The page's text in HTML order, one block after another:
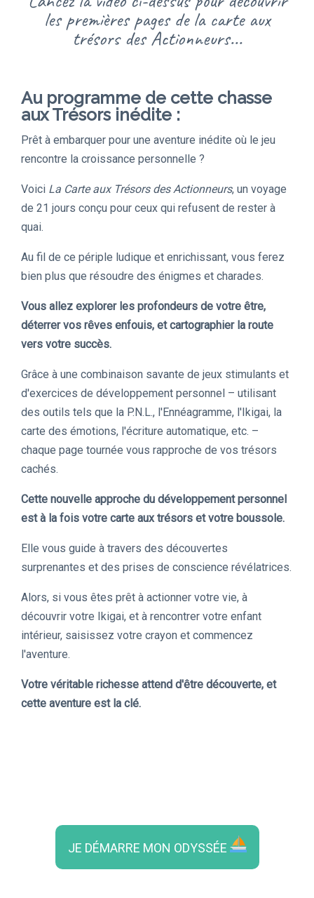
les premières pages de la carte aux
trésors des Actionneurs...
Au programme de cette chasse
aux Trésors inédite :
Prêt à embarquer pour une aventure inédite où le jeu
rencontre la croissance personnelle ?
Voici La Carte aux Trésors des Actionneurs, un voyage
de 21 jours conçu pour ceux qui refusent de rester à
quai.
Au fil de ce périple ludique et enrichissant, vous ferez
bien plus que résoudre des énigmes et charades.
Vous allez explorer les profondeurs de votre être,
déterrer vos rêves enfouis, et cartographier la route
vers votre succès.
Grâce à une combinaison savante de jeux stimulants et
d'exercices de développement personnel – utilisant
des outils tels que la P.N.L., l'Ennéagramme, l'Ikigai, la
carte des émotions, l'écriture automatique, etc. –
chaque page tournée vous rapproche de vos trésors
cachés.
Cette nouvelle approche du développement personnel
est à la fois votre carte aux trésors et votre boussole.
Elle vous guide à travers des découvertes
surprenantes et des prises de conscience révélatrices.
Alors, si vous êtes prêt à actionner votre vie, à
découvrir votre Ikigai, et à rencontrer votre enfant
intérieur, saisissez votre crayon et commencez
l'aventure.
Votre véritable richesse attend d'être découverte, et
cette aventure est la clé.
JE DÉMARRE MON ODYSSÉE